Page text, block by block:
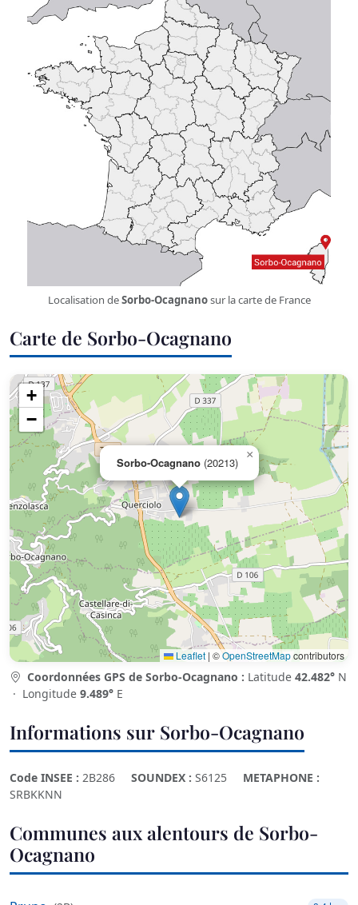
Localisation deSorbo-Ocagnanosur la carte de France
Carte de Sorbo-Ocagnano
Sorbo-Ocagnano (20213)
×
+
−
Leaflet | ©OpenStreetMapcontributors
Coordonnées GPS de Sorbo-Ocagnano : Latitude 42.482° N
· Longitude 9.489° E
Informations sur Sorbo-Ocagnano
Code INSEE : 2B286 SOUNDEX : S6125
METAPHONE :
SRBKKNN
Communes aux alentours de Sorbo-
Ocagnano